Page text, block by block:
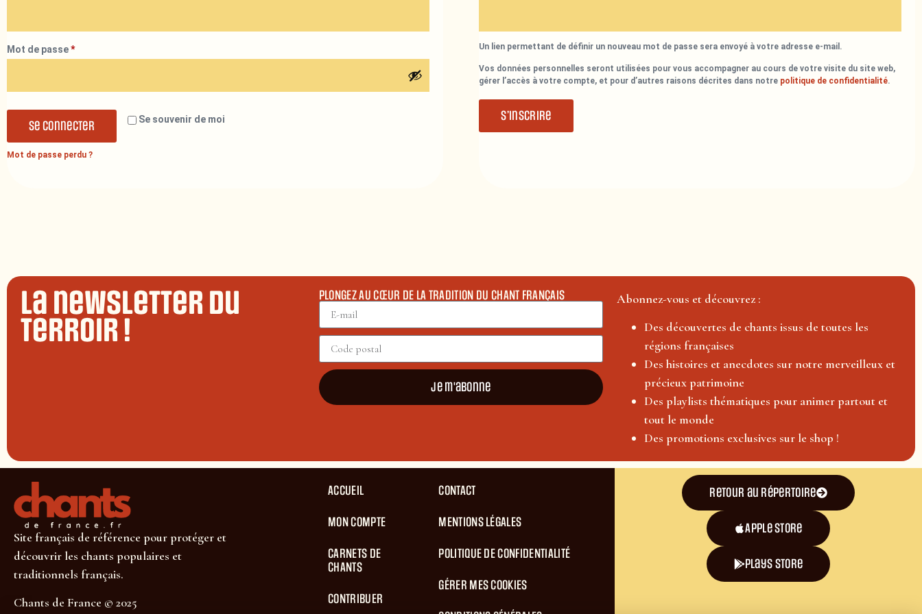
Mot de passe*
Se souvenir de moi
Se connecter
Mot de passe perdu ?
Un lien permettant de définir un nouveau mot de passe sera envoyé à votre adresse e-mail.
Vos données personnelles seront utilisées pour vous accompagner au cours de votre visite du site web,
gérer l’accès à votre compte, et pour d’autres raisons décrites dans notre politique de confidentialité.
S’inscrire
La newsletter du
terroir !
PLONGEZ AU CŒUR DE LA TRADITION DU CHANT FRANÇAIS
Je m'abonne
Abonnez-vous et découvrez :
Des découvertes de chants issus de toutes les
régions françaises
Des histoires et anecdotes sur notre merveilleux et
précieux patrimoine
Des playlists thématiques pour animer partout et
tout le monde
Des promotions exclusives sur le shop !
Site français de référence pour protéger et
découvrir les chants populaires et
traditionnels français.
Chants de France © 2025
ACCUEIL
MON COMPTE
CARNETS DE
CHANTS
CONTRIBUER
CONTACT
MENTIONS LÉGALES
POLITIQUE DE CONFIDENTIALITÉ
GÉRER MES COOKIES
Retour au répertoire
Apple Store
plays store